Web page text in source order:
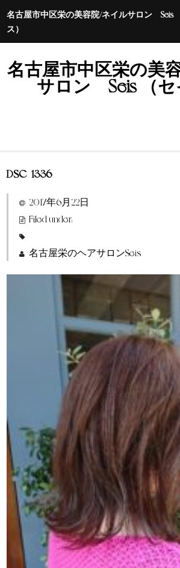
名古屋市中区栄の美容院/ネイルサロン Seis
ス）
名古屋市中区栄の美
サロン Seis （セ
ホーム
特定商取引法に基づく表示
DSC_1336
2017年6月22日
Filed under:
名古屋栄のヘアサロンSeis